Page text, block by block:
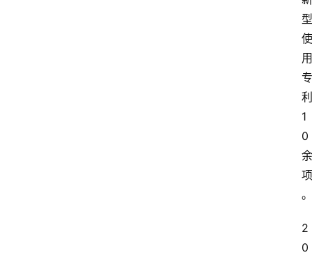
型
使
用
专
利
1
0
余
项
。
2
0